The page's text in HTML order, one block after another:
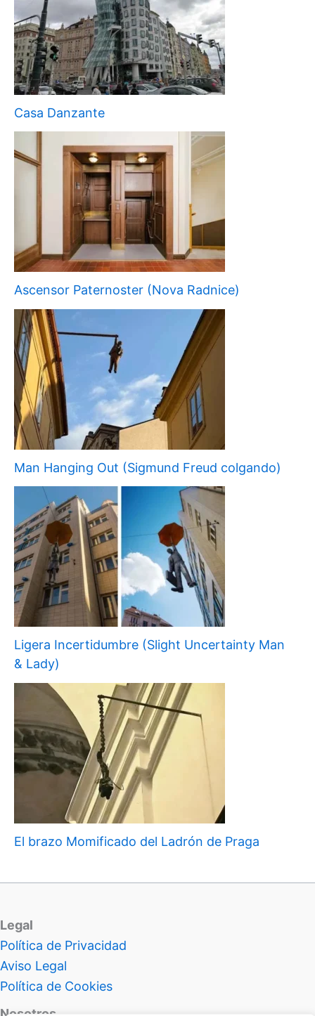
Casa Danzante
Ascensor Paternoster (Nova Radnice)
Man Hanging Out (Sigmund Freud colgando)
Ligera Incertidumbre (Slight Uncertainty Man
& Lady)
El brazo Momificado del Ladrón de Praga
Legal
Política de Privacidad
Aviso Legal
Política de Cookies